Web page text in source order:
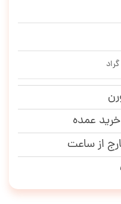
عمده
از ساعت